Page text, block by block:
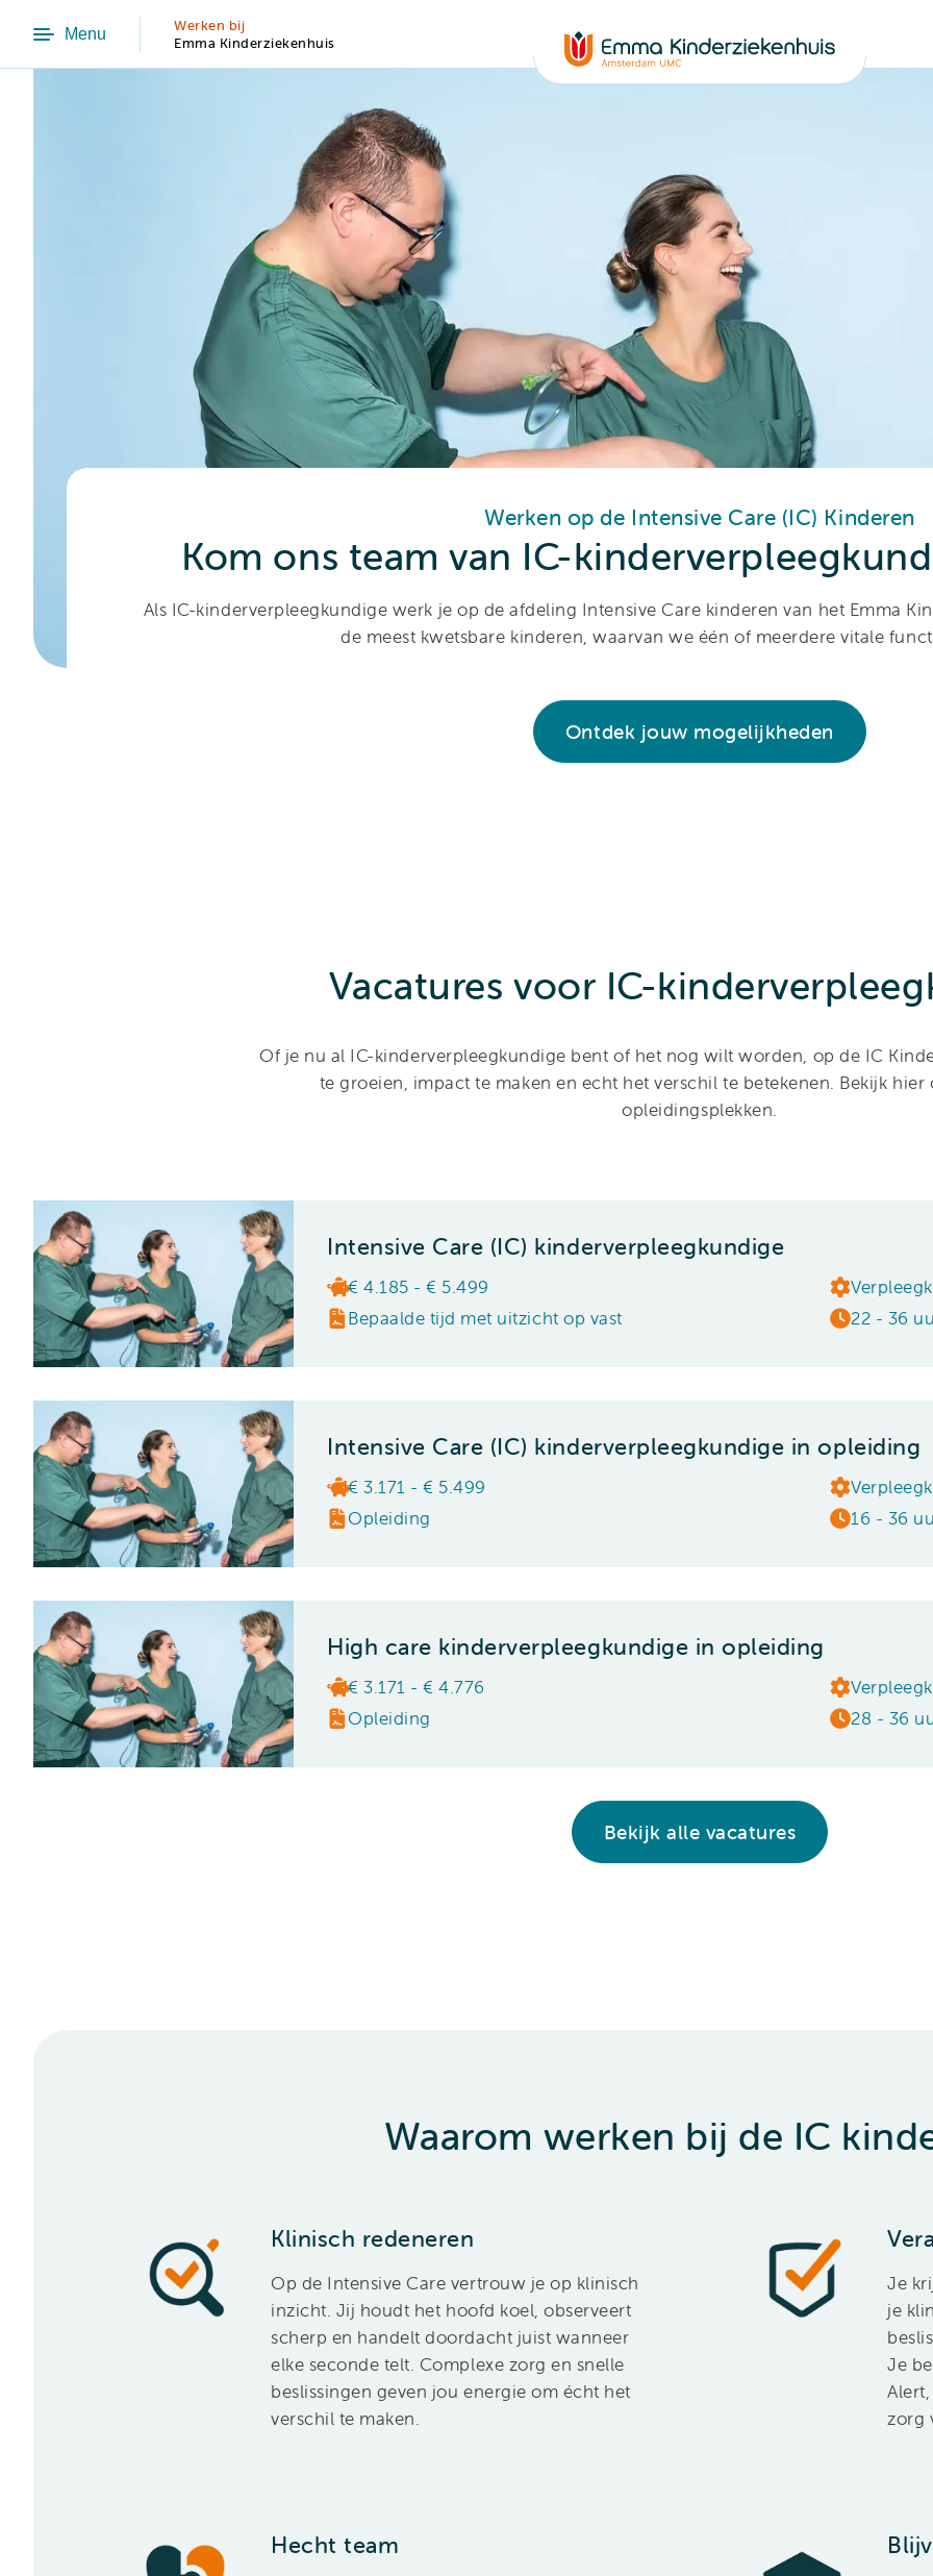
Menu
Werken bij
Emma Kinderziekenhuis
Kom ons team van IC-
Werken op de Intensive Care (IC) Kinderen
Als IC-kinderverpleegkundige werk je op de afdeling Intensive Care kinderen van het Emma
de meest kwetsbare kinderen, waarvan we één of meerdere vitale
Ontdek jouw mogelijkheden
Vacatures voor IC-
Of je nu al IC-kinderverpleegkundige bent of het nog wilt worden, op de IC
te groeien, impact te maken en echt het verschil te betekenen. Bekijk hier
opleidingsplekken.
Intensive Care (IC) kinderverpleegkundige
€ 4.185 - € 5.499
Bepaalde tijd met uitzicht op vast
22 - 36
Intensive Care (IC) kinderverpleegkundige in opleiding
€ 3.171 - € 5.499
Opleiding
16 - 36
High care kinderverpleegkundige in opleiding
€ 3.171 - € 4.776
Opleiding
28 - 36
Bekijk alle vacatures
Waarom werken bij de IC
Klinisch redeneren
Op de Intensive Care vertrouw je op klinisch
inzicht. Jij houdt het hoofd koel, observeert
scherp en handelt doordacht juist wanneer
elke seconde telt. Complexe zorg en snelle
beslissingen geven jou energie om écht het
verschil te maken.
Je
je
Je
zorg
Hecht team